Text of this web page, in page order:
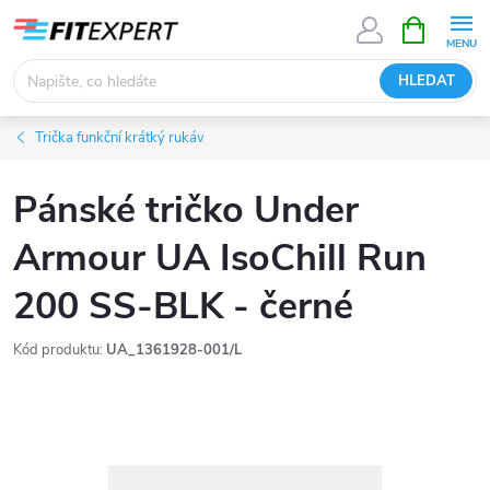
obsah
HLEDAT
NÁKUPNÍ
KOŠÍK
Trička funkční krátký rukáv
Pánské tričko Under
Armour UA IsoChill Run
200 SS-BLK - černé
Kód produktu: UA_1361928-001/L